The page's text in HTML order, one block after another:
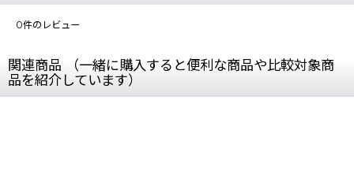
0件のレビュー
関連商品 （一緒に購入すると便利な商品や比較対象商
品を紹介しています）